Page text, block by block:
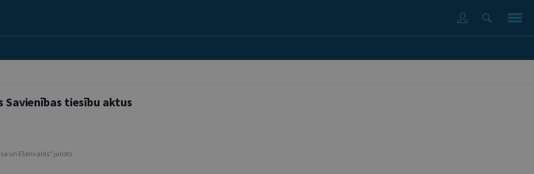
tiesību aktus
un Ešenvalds" jurists